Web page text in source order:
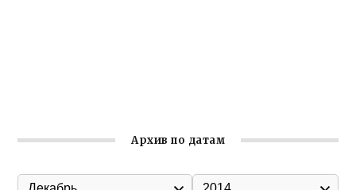
Архив по датам